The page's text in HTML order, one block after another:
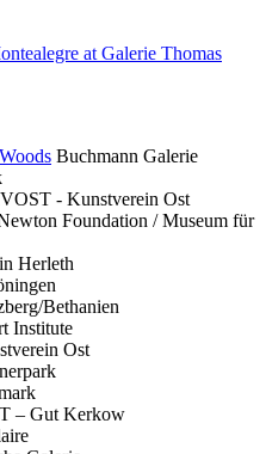
at Galerie Thomas
Buchmann Galerie
- Kunstverein Ost
Foundation / Museum für
Herleth
Bethanien
Institute
Ost
– Gut Kerkow